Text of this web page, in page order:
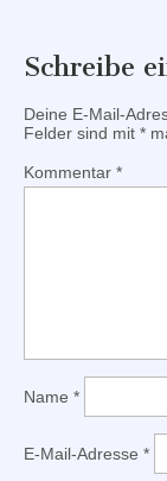
Schreibe
Deine E-Mail-
Felder sind mit *
Kommentar *
Name *
E-Mail-Adresse *